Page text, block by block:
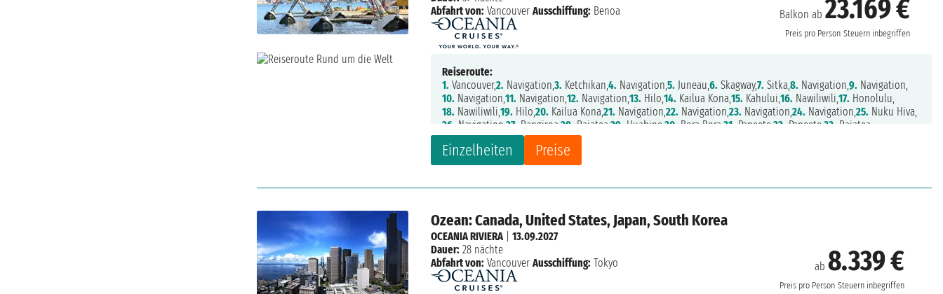
Balkon ab23.169 €
Preis pro Person Steuern inbegriffen
Einzelheiten Preise
Abfahrt von: Vancouver Ausschiffung: Benoa
Reiseroute:
1. Vancouver,2. Navigation,3. Ketchikan,4. Navigation,5. Juneau,6. Skagway,7. Sitka,8. Navigation,9. Navigation,
10. Navigation,11. Navigation,12. Navigation,13. Hilo,14. Kailua Kona,15. Kahului,16. Nawiliwili,17. Honolulu,
18. Nawiliwili,19. Hilo,20. Kailua Kona,21. Navigation,22. Navigation,23. Navigation,24. Navigation,25. Nuku Hiva,
26. Navigation,27. Rangiroa,28. Raiatea,29. Huahine,30. Bora Bora,31. Papeete,32. Papeete,33. Raiatea,
34.Navigation,35.Rarotonga,36.Navigation,
42.Lautoka,43.Dravuni Island,
49.Navigation,50.Townsville,51.Cairns,
Ozean: Canada, United States, Japan, South Korea
ab8.339 €
Preis pro Person Steuern inbegriffen
OCEANIA RIVIERA|13.09.2027
Dauer: 28 nächte
Abfahrt von: Vancouver Ausschiffung: Tokyo